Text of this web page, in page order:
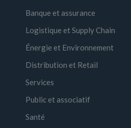
Banque et assurance
Logistique et Supply Chain
Énergie et Environnement
Distribution et Retail
Services
Public et associatif
Santé